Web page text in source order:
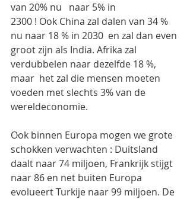
van 20% nu   naar 5% in
2300 ! Ook China zal dalen van 34 %
nu naar 18 % in 2030  en zal dan even
groot zijn als India. Afrika zal
verdubbelen naar dezelfde 18 %,
maar  het zal die mensen moeten
voeden met slechts 3% van de
wereldeconomie.
Ook binnen Europa mogen we grote
schokken verwachten : Duitsland
daalt naar 74 miljoen, Frankrijk stijgt
naar 86 en net buiten Europa
evolueert Turkije naar 99 miljoen. De